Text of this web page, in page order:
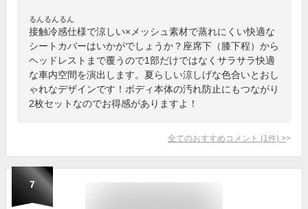
るんるんるん
接触冷感仕様で涼しい×メッシュ素材で蒸れにくい快適な
シートカバーはいかがでしょうか？座席下（膝下程）から
ヘッドレストまで覆うので1部だけではなくサラサラ快適
な車内空間を演出します。夏らしい涼しげな色合いとおし
ゃれなデザインです！ボディ本体の汚れ防止にもつながり
2枚セットなのでお得感がありますよ！
全てのおすすめコメント (1 件) >
7